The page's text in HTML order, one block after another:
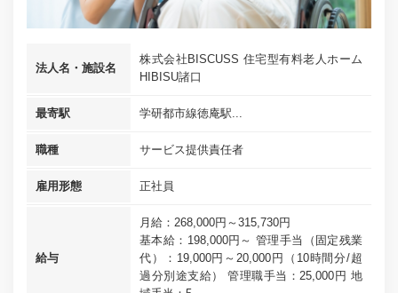
法人名・施設名
株式会社BISCUSS 住宅型有料老人ホーム
HIBISU諸口
最寄駅 学研都市線徳庵駅...
職種 サービス提供責任者
雇用形態 正社員
給与
月給：268,000円～315,730円
基本給：198,000円～ 管理手当（固定残業
代）：19,000円～20,000円（10時間分/超
過分別途支給） 管理職手当：25,000円 地